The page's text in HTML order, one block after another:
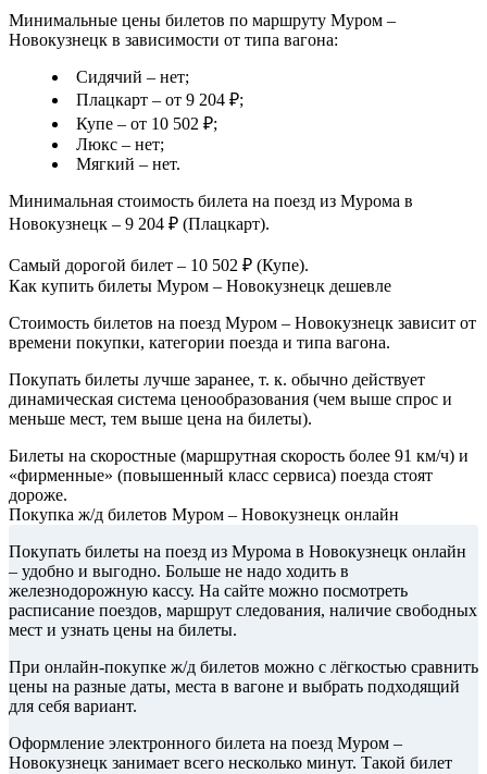
Минимальные цены билетов по маршруту Муром –
Новокузнецк в зависимости от типа вагона:
Сидячий – нет;
Плацкарт – от 9 204 ₽;
Купе – от 10 502 ₽;
Люкс – нет;
Мягкий – нет.
Минимальная стоимость билета на поезд из Мурома в
Новокузнецк – 9 204 ₽ (Плацкарт).
Самый дорогой билет – 10 502 ₽ (Купе).
Как купить билеты Муром – Новокузнецк дешевле
Стоимость билетов на поезд Муром – Новокузнецк зависит от
времени покупки, категории поезда и типа вагона.
Покупать билеты лучше заранее, т. к. обычно действует
динамическая система ценообразования (чем выше спрос и
меньше мест, тем выше цена на билеты).
Билеты на скоростные (маршрутная скорость более 91 км/ч) и
«фирменные» (повышенный класс сервиса) поезда стоят
дороже.
Покупка ж/д билетов Муром – Новокузнецк онлайн
Покупать билеты на поезд из Мурома в Новокузнецк онлайн
– удобно и выгодно. Больше не надо ходить в
железнодорожную кассу. На сайте можно посмотреть
расписание поездов, маршрут следования, наличие свободных
мест и узнать цены на билеты.
При онлайн-покупке ж/д билетов можно с лёгкостью сравнить
цены на разные даты, места в вагоне и выбрать подходящий
для себя вариант.
Оформление электронного билета на поезд Муром –
Новокузнецк занимает всего несколько минут. Такой билет